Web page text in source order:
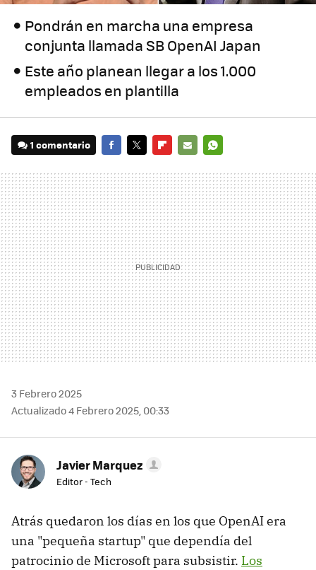
Pondrán en marcha una empresa
conjunta llamada SB OpenAI Japan
Este año planean llegar a los 1.000
empleados en plantilla
1 comentario
MAIL
3 Febrero 2025
Actualizado 4 Febrero 2025, 00:33
Javier Marquez
Editor - Tech
Atrás quedaron los días en los que OpenAI era
una "pequeña startup" que dependía del
patrocinio de Microsoft para subsistir. Los